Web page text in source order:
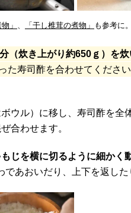
」 「干し椎茸の煮物」 も参考に。
（炊き上がり約650ｇ）を
た寿司酢を合わせてくださ
ウル）に移し、寿司酢を全
合わせます。
もじを横に切るように細かく
あおいだり、上下を返し